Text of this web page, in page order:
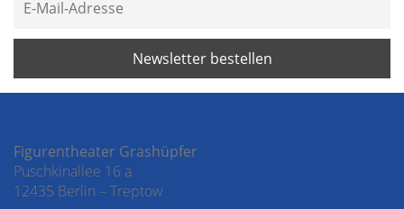
Figurentheater Grashüpfer
Puschkinallee 16 a
12435 Berlin – Treptow